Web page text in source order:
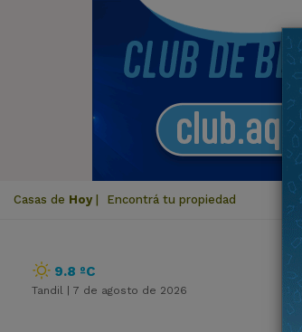
Casas de Hoy Encontrá tu propiedad
9.8 ºC
Tandil | 7 de agosto de 2026